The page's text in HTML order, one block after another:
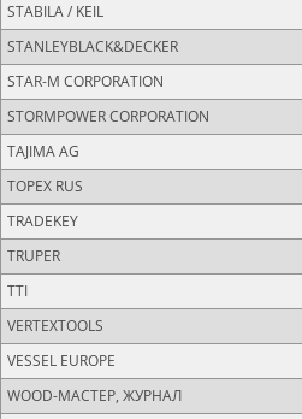
STABILA / KEIL
STANLEYBLACK&DECKER
STAR-M CORPORATION
STORMPOWER CORPORATION
TAJIMA AG
TOPEX RUS
TRADEKEY
TRUPER
TTI
VERTEXTOOLS
VESSEL EUROPE
WOOD-МАСТЕР, ЖУРНАЛ